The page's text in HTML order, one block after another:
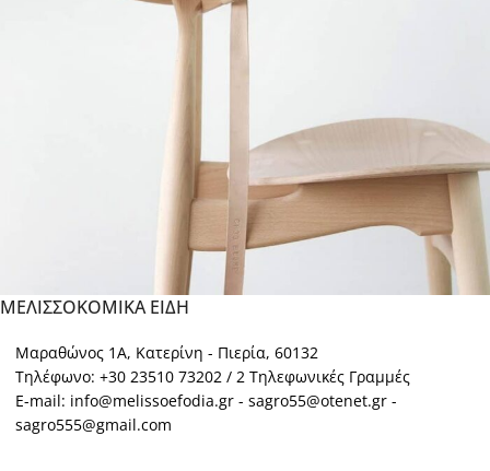
Furniture
A lacus bibendum pulvinar
ΜΕΛΙΣΣΟΚΟΜΙΚΑ ΕΙΔΗ
Μαραθώνος 1Α, Κατερίνη - Πιερία, 60132
Τηλέφωνο: +30 23510 73202 / 2 Τηλεφωνικές Γραμμές
E-mail: info@melissoefodia.gr - sagro55@otenet.gr -
sagro555@gmail.com